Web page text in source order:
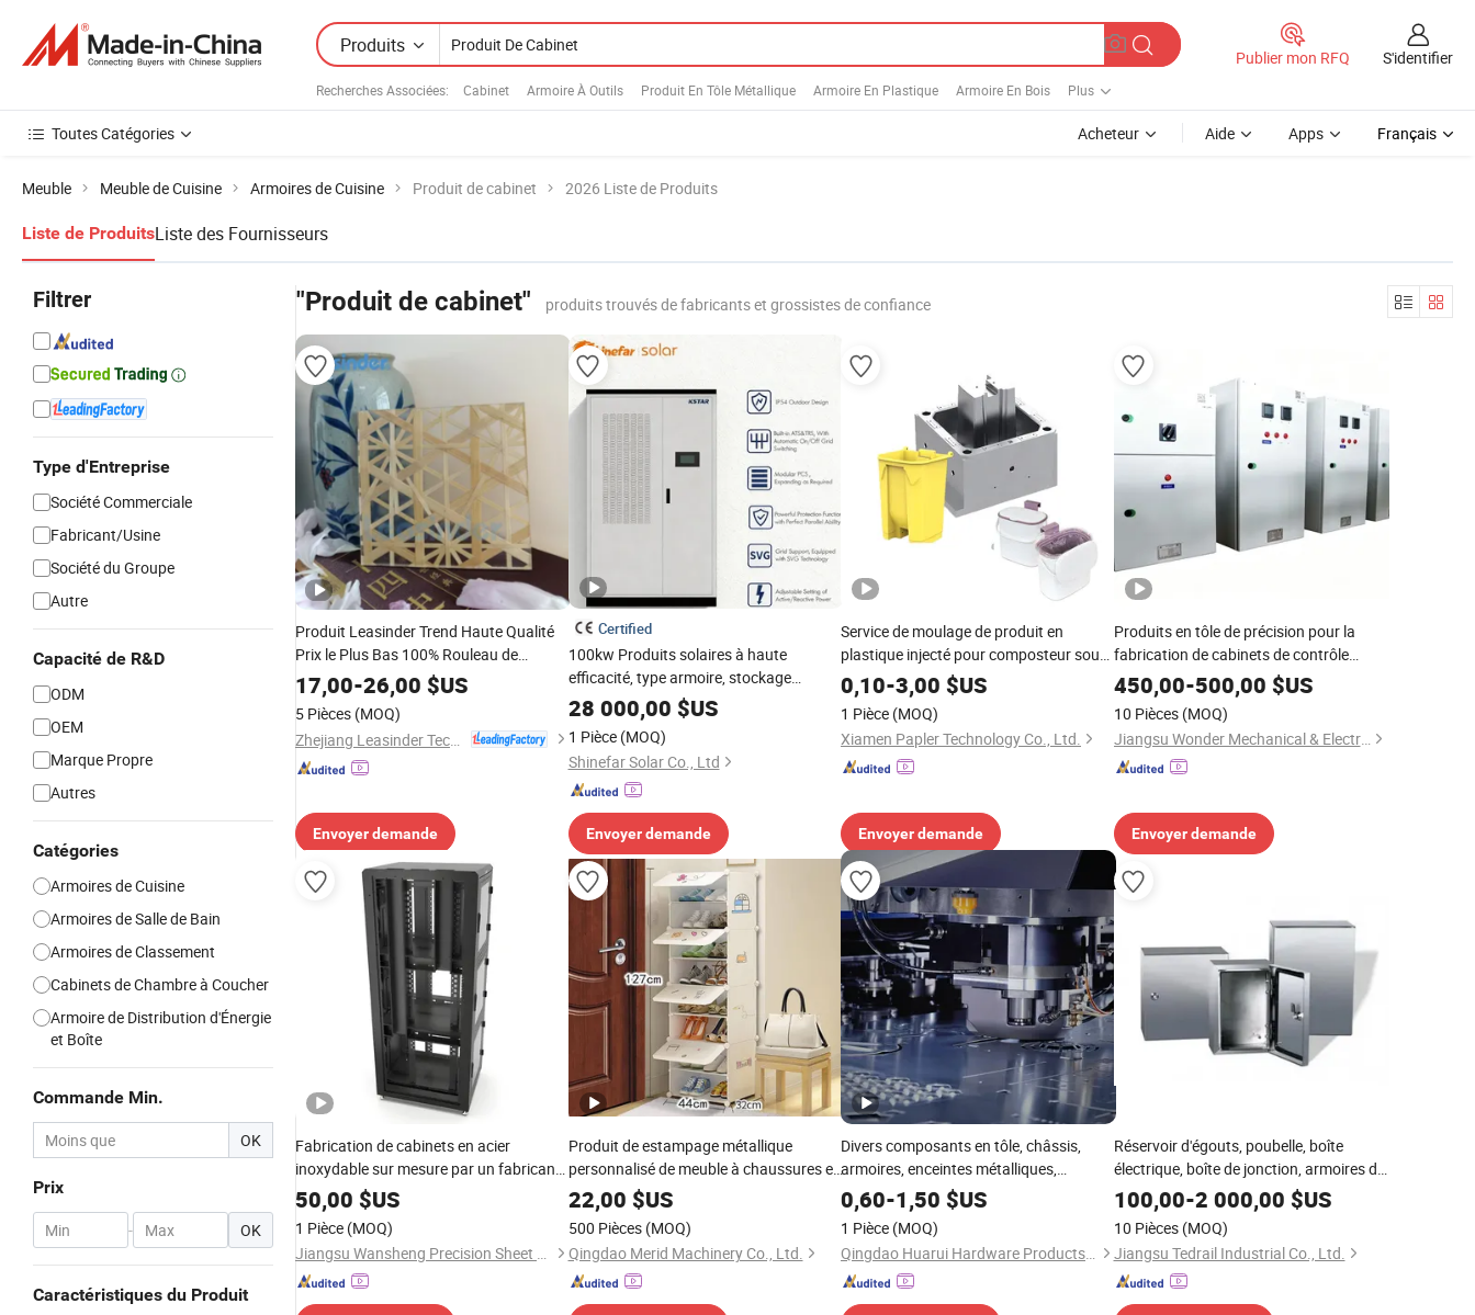
Produits
Recherches Associées: Cabinet Armoire À Outils Produit En Tôle Métallique Armoire En Plastique Armoire En Bois Plus
Publier mon RFQ S'identifier
Toutes Catégories Acheteur Aide Apps Français
Meuble Meuble de Cuisine Armoires de Cuisine Produit de cabinet 2026 Liste de Produits
Liste de ProduitsListe des Fournisseurs
Filtrer
Type d'Entreprise
Société Commerciale
Fabricant/Usine
Société du Groupe
Autre
Capacité de R&D
ODM
OEM
Marque Propre
Autres
Catégories
Armoires de Cuisine
Armoires de Salle de Bain
Armoires de Classement
Cabinets de Chambre à Coucher
Armoire de Distribution d'Énergie
et Boîte
Commande Min.
OK
Prix
- OK
Caractéristiques du Produit
"Produit de cabinet" produits trouvés de fabricants et grossistes de confiance
Produit Leasinder Trend Haute Qualité
Prix le Plus Bas 100% Rouleau de
Tissage en Rotin Naturel pour
Décoration de Meubles et de Cabinets
17,00-26,00 $US
5 Pièces (MOQ)
Envoyer demande
Certified
100kw Produits solaires à haute
efficacité, type armoire, stockage
d'énergie, conception extérieure,
puissant
28 000,00 $US
1 Pièce (MOQ)
Shinefar Solar Co., Ltd
Envoyer demande
Service de moulage de produit en
plastique injecté pour composteur sous
meuble personnalisé
0,10-3,00 $US
1 Pièce (MOQ)
Xiamen Papler Technology Co., Ltd.
Envoyer demande
Produits en tôle de précision pour la
fabrication de cabinets de contrôle
haute tension
450,00-500,00 $US
10 Pièces (MOQ)
Jiangsu Wonder Mechanical & Electrical Co., Ltd.
Envoyer demande
Fabrication de cabinets en acier
inoxydable sur mesure par un fabricant
OEM ODM, services de découpe laser
CNC, pliage et soudage
50,00 $US
1 Pièce (MOQ)
Jiangsu Wansheng Precision Sheet Metal Co., Ltd.
Produit de estampage métallique
personnalisé de meuble à chaussures en
métal, étagère à chaussures multilayer
facile à assembler
22,00 $US
500 Pièces (MOQ)
Qingdao Merid Machinery Co., Ltd.
Divers composants en tôle, châssis,
armoires, enceintes métalliques,
fabrication de produits en acier de
précision
0,60-1,50 $US
1 Pièce (MOQ)
Qingdao Huarui Hardware Products Co., Ltd.
Réservoir d'égouts, poubelle, boîte
électrique, boîte de jonction, armoires de
rangement, produits en aluminium
soudés
100,00-2 000,00 $US
10 Pièces (MOQ)
Jiangsu Tedrail Industrial Co., Ltd.